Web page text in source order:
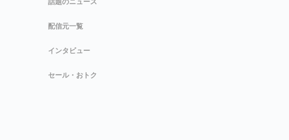
話題のニュース
配信元一覧
インタビュー
セール・おトク